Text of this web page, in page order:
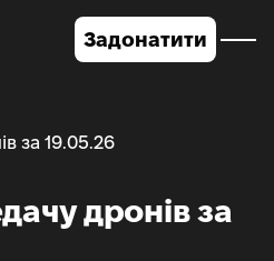
Задонатити
за 19.05.26
дронів за